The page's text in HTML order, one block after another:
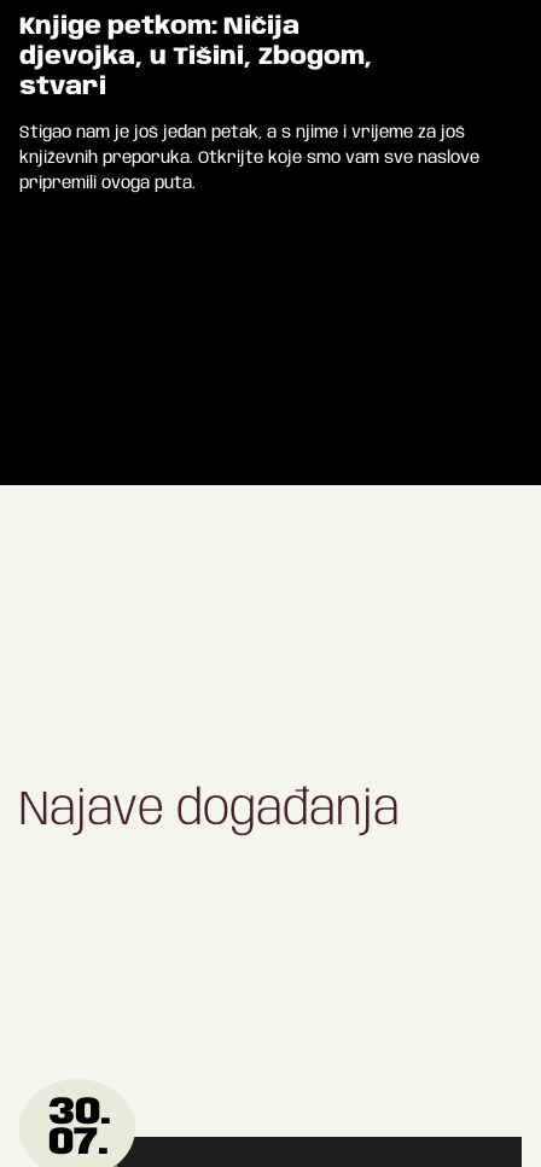
Knjige petkom: Ničija
djevojka, u Tišini, Zbogom,
stvari
Stigao nam je još jedan petak, a s njime i vrijeme za još
književnih preporuka. Otkrijte koje smo vam sve naslove
pripremili ovoga puta.
Najave događanja
30.
07.